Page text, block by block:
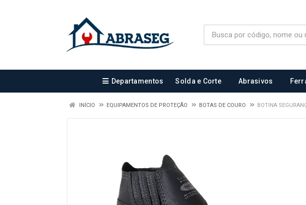
Departamentos Solda e Corte Abrasivos
INÍCIO EQUIPAMENTOS DE PROTEÇÃO BOTAS DE COURO BOTINA